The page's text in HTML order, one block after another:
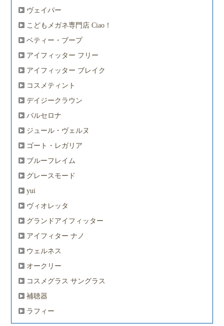
ヴェイパー
こどもメガネ専門店 Ciao！
ベティー・ブープ
アイフィッター フリー
アイフィッター ブレイク
コスメティント
デイジークラウン
バルセロナ
ジュール・ヴェルヌ
ゴート・レガリア
ブルーフレイム
グレースモード
yui
ヴィオレッタ
グランドアイフィッター
アイフィター ナノ
ウェルネス
オークリー
コスメグラス サングラス
補聴器
ラフィー